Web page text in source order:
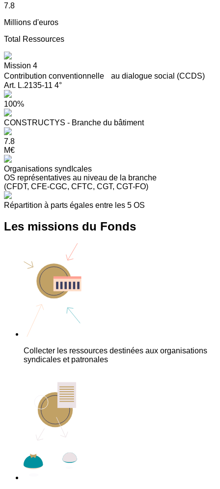
7.8
Millions d'euros
Total Ressources
Mission 4
Contribution conventionnelle au dialogue social (CCDS)
Art. L.2135-11 4°
100%
CONSTRUCTYS - Branche du bâtiment
7.8
M€
Organisations syndIcales
OS représentatives au niveau de la branche
(CFDT, CFE-CGC, CFTC, CGT, CGT-FO)
Répartition à parts égales entre les 5 OS
Les missions du Fonds
Collecter les ressources destinées aux organisations
syndicales et patronales